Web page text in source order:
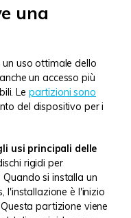
una
uso ottimale dello
un accesso più
Le partizioni sono
del dispositivo per i
usi principali delle
rigidi per
si installa un
l'installazione è l'inizio
partizione viene